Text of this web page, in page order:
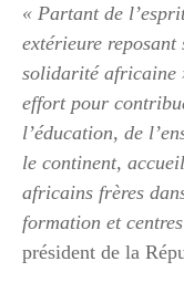
« Partant de
extérieure
solidarité africaine
effort pour
l’éducation, de
le continent,
africains frères
formation et
président de la